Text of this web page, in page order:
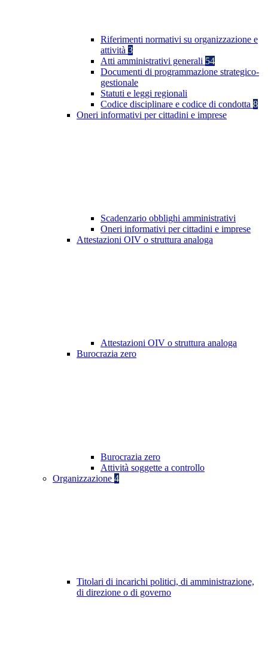
Riferimenti normativi su organizzazione e
attività 3
Atti amministrativi generali 54
Documenti di programmazione strategico-
gestionale
Statuti e leggi regionali
Codice disciplinare e codice di condotta 8
Oneri informativi per cittadini e imprese
Scadenzario obblighi amministrativi
Oneri informativi per cittadini e imprese
Attestazioni OIV o struttura analoga
Attestazioni OIV o struttura analoga
Burocrazia zero
Burocrazia zero
Attività soggette a controllo
Organizzazione 4
Titolari di incarichi politici, di amministrazione,
di direzione o di governo